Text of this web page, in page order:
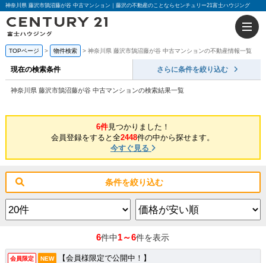
神奈川県 藤沢市鵠沼藤が谷 中古マンション｜藤沢の不動産のことならセンチュリー21富士ハウジング
TOPページ 物件検索 神奈川県 藤沢市鵠沼藤が谷 中古マンションの不動産情報一覧
現在の検索条件 さらに条件を絞り込む
神奈川県 藤沢市鵠沼藤が谷 中古マンションの検索結果一覧
6件見つかりました！
会員登録をすると全2448件の中から探せます。
今すぐ見る
条件を絞り込む
6件中1～6件を表示
会員限定 NEW 【会員様限定で公開中！】